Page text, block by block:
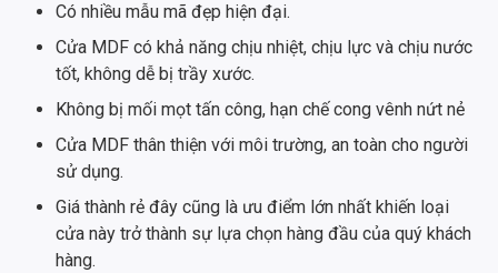
Có nhiều mẫu mã đẹp hiện đại.
Cửa MDF có khả năng chịu nhiệt, chịu lực và chịu nước
tốt, không dễ bị trầy xước.
Không bị mối mọt tấn công, hạn chế cong vênh nứt nẻ
Cửa MDF thân thiện với môi trường, an toàn cho người
sử dụng.
Giá thành rẻ đây cũng là ưu điểm lớn nhất khiến loại
cửa này trở thành sự lựa chọn hàng đầu của quý khách
hàng.